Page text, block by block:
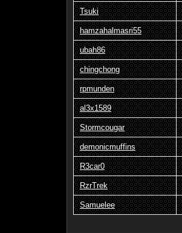
Tsuki
hamzahalmasri55
ubah86
chingchong
rpmunden
al3x1589
Stormcougar
demonicmuffins
R3car0
RzrTrek
Samuelee